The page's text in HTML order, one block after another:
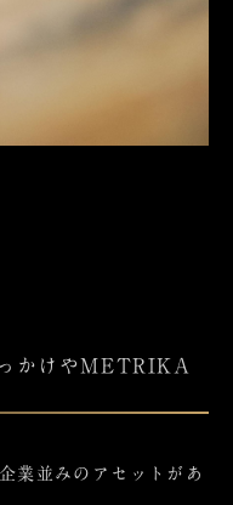
かけやMETRIKA
業並みのアセットがあ